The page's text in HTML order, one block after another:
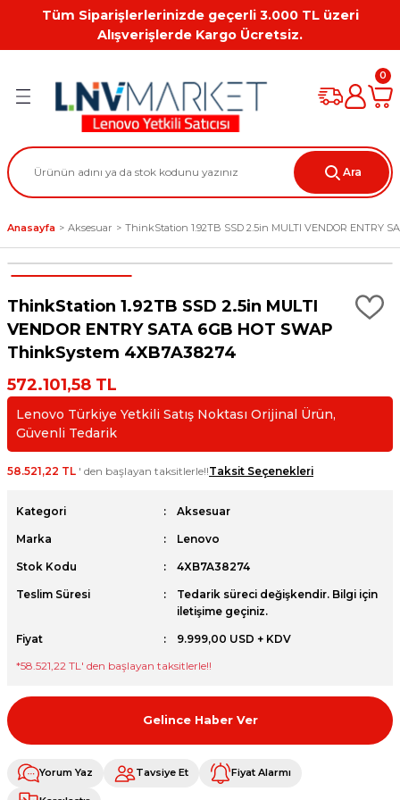
Tüm Siparişlerlerinizde geçerli 3.000 TL üzeri
Alışverişlerde Kargo Ücretsiz.
Geri Dön
Geri Dön
Geri Dön
Geri Dön
Geri Dön
Geri Dön
Workstation Aksesuarları
Grafik Kartı
Ara
0
Anasayfa Aksesuar ThinkStation 1.92TB SSD 2.5in MULTI VENDOR ENTRY
ThinkStation 1.92TB SSD 2.5in MULTI
VENDOR ENTRY SATA 6GB HOT SWAP
ThinkSystem 4XB7A38274
572.101,58 TL
Lenovo Türkiye Yetkili Satış Noktası Orijinal Ürün,
Güvenli Tedarik
58.521,22 TL ' den başlayan taksitlerle!!Taksit Seçenekleri
Kategori Aksesuar
Marka Lenovo
Stok Kodu 4XB7A38274
Teslim Süresi
Tedarik süreci değişkendir. Bilgi için
iletişime geçiniz.
Fiyat
9.999,00 USD + KDV
*58.521,22 TL ' den başlayan taksitlerle!!
Gelince Haber Ver
Yorum Yaz Tavsiye Et Fiyat Alarmı